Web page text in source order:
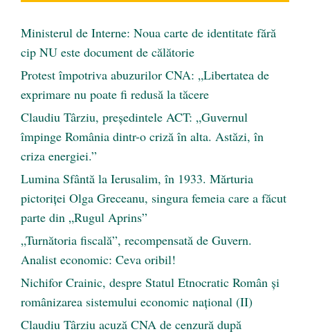
Ministerul de Interne: Noua carte de identitate fără
cip NU este document de călătorie
Protest împotriva abuzurilor CNA: „Libertatea de
exprimare nu poate fi redusă la tăcere
Claudiu Târziu, președintele ACT: „Guvernul
împinge România dintr-o criză în alta. Astăzi, în
criza energiei.”
Lumina Sfântă la Ierusalim, în 1933. Mărturia
pictoriței Olga Greceanu, singura femeia care a făcut
parte din „Rugul Aprins”
„Turnătoria fiscală”, recompensată de Guvern.
Analist economic: Ceva oribil!
Nichifor Crainic, despre Statul Etnocratic Român şi
românizarea sistemului economic naţional (II)
Claudiu Târziu acuză CNA de cenzură după